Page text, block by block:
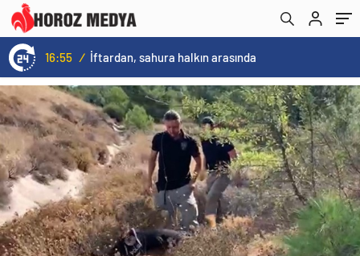
16:55 / İftardan, sahura halkın arasında